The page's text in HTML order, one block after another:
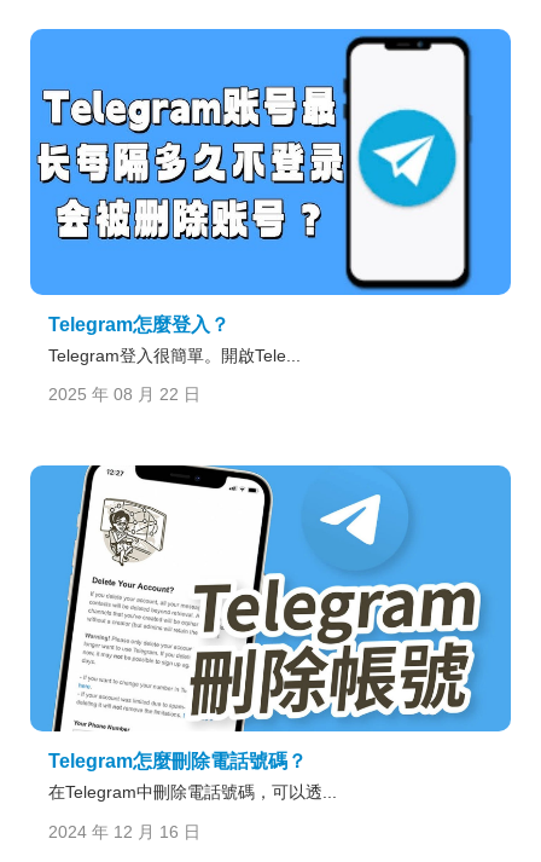
Telegram怎麼登入？
Telegram登入很簡單。開啟Tele...
2025 年 08 月 22 日
Telegram怎麼刪除電話號碼？
在Telegram中刪除電話號碼，可以透...
2024 年 12 月 16 日